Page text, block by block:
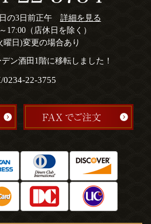
の3日前正午 詳細を見る
17:00（店休日を除く）
日)変更の場合あり
ン酒田1階に移転しました！
0234-22-3755